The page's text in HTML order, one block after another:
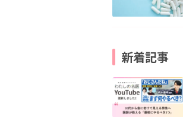
新着記事